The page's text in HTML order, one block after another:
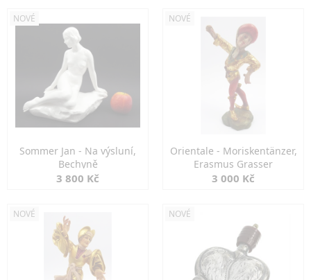
NOVÉ
Sommer Jan - Na výsluní,
Bechyně
3 800 Kč
NOVÉ
Orientale - Moriskentänzer,
Erasmus Grasser
3 000 Kč
NOVÉ NOVÉ